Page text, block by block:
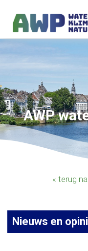
AWP
« terug
Nieuws en